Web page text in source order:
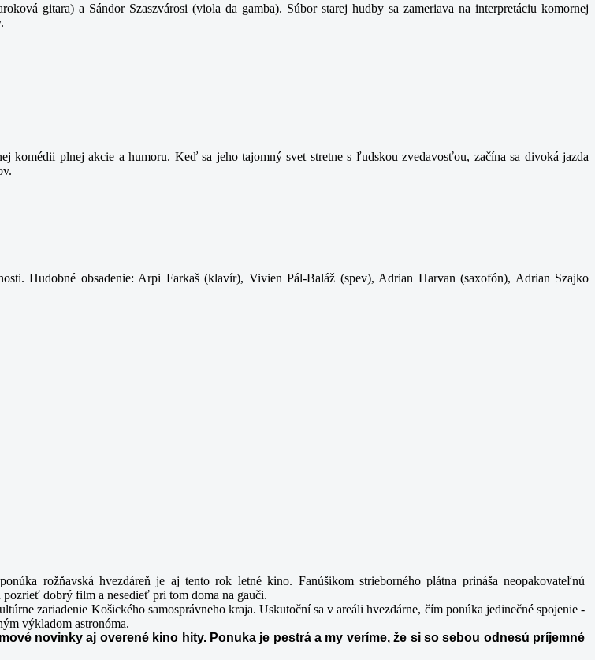
gitara) a Sándor Szaszvárosi (viola da gamba). Súbor starej hudby sa zameriava na interpretáciu komornej
komédii plnej akcie a humoru. Keď sa jeho tajomný svet stretne s ľudskou zvedavosťou, začína sa divoká jazda
Hudobné obsadenie: Arpi Farkaš (klavír), Vivien Pál-Baláž (spev), Adrian Harvan (saxofón), Adrian Szajko
rožňavská hvezdáreň je aj tento rok letné kino. Fanúšikom strieborného plátna prináša neopakovateľnú
dobrý film a nesedieť pri tom doma na gauči.
zariadenie Košického samosprávneho kraja. Uskutoční sa v areáli hvezdárne, čím ponúka jedinečné spojenie -
výkladom astronóma.
novinky aj overené kino hity. Ponuka je pestrá a my veríme, že si so sebou odnesú príjemné